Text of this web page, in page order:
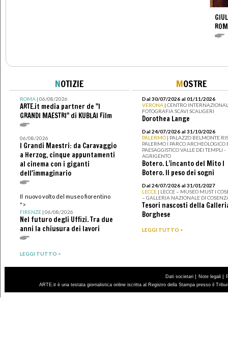
NOTIZIE
ROMA| 06/08/2026
ARTE.it media partner de "I
GRANDI MAESTRI" di KUBLAI Film
06/08/2026
I Grandi Maestri: da Caravaggio
a Herzog, cinque appuntamenti
al cinema con i giganti
dell'immaginario
Il nuovo volto del museo fiorentino
">
FIRENZE| 06/08/2026
Nel futuro degli Uffizi. Tra due
anni la chiusura dei lavori
LEGGI TUTTO >
MOSTRE
Dal 30/07/2026 al 01/11/2026
VERONA | CENTRO
FOTOGRAFIA SCAVI SCALIGERI
Dorothea Lange
Dal 24/07/2026 al 31/10/2026
PALERMO | PALAZZO BELMONTE
PALERMO I PARCO ARCHEOLOGICO
PAESAGGISTICO VALLE DEI TEMPLI -
AGRIGENTO
Botero. L’incanto del Mito I
Botero. Il peso dei sogni
Dal 24/07/2026 al 31/01/2027
LECCE | LECCE – MUSEO MUST I
– GALLERIA NAZIONALE DI
Tesori nascosti della
Borghese
LEGGI TUTTO >
Dati societari | Note legali |
ARTE.it è una testata giornalistica online iscritta al Registro della Stampa presso il